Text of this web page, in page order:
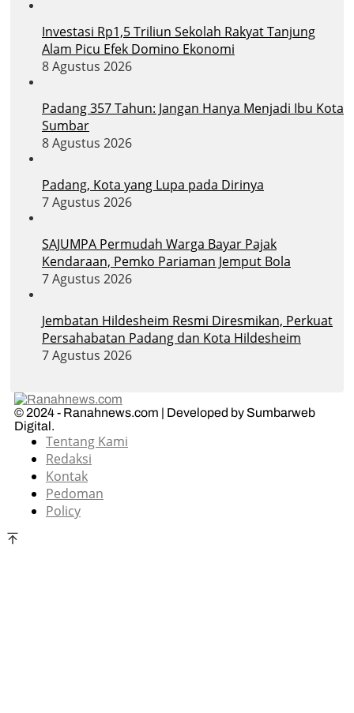
Investasi Rp1,5 Triliun Sekolah Rakyat Tanjung
Alam Picu Efek Domino Ekonomi
8 Agustus 2026
Padang 357 Tahun: Jangan Hanya Menjadi Ibu Kota
Sumbar
8 Agustus 2026
Padang, Kota yang Lupa pada Dirinya
7 Agustus 2026
SAJUMPA Permudah Warga Bayar Pajak
Kendaraan, Pemko Pariaman Jemput Bola
7 Agustus 2026
Jembatan Hildesheim Resmi Diresmikan, Perkuat
Persahabatan Padang dan Kota Hildesheim
7 Agustus 2026
© 2024 - Ranahnews.com | Developed by Sumbarweb
Digital.
Tentang Kami
Redaksi
Kontak
Pedoman
Policy